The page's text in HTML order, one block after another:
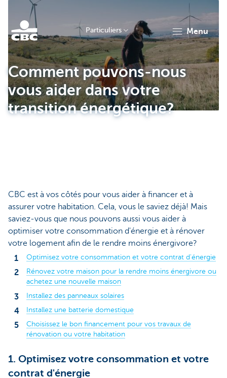
Particulieren
Particuliers menu
Comment pouvons-nous
vous aider dans votre
transition énergétique?
CBC est à vos côtés pour vous aider à financer et à
assurer votre habitation. Cela, vous le saviez déjà! Mais
saviez-vous que nous pouvons aussi vous aider à
optimiser votre consommation d'énergie et à rénover
votre logement afin de le rendre moins énergivore?
Optimisez votre consommation et votre contrat d'énergie
Rénovez votre maison pour la rendre moins énergivore ou
achetez une nouvelle maison
Installez des panneaux solaires
Installez une batterie domestique
Choisissez le bon financement pour vos travaux de
rénovation ou votre habitation
1. Optimisez votre consommation et votre
contrat d'énergie